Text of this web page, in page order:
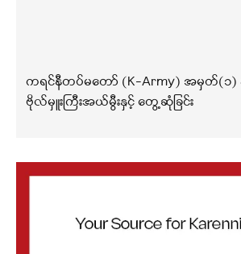
ကရင်နီတပ်မတော် (K-Army) အမှတ်(၁)
ဗိုလ်မှူးကြီးအယ်မွီးနှင့် တွေ့ဆုံခြင်း